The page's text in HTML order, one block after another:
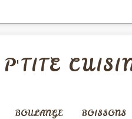
BOULANGE BOISSONS